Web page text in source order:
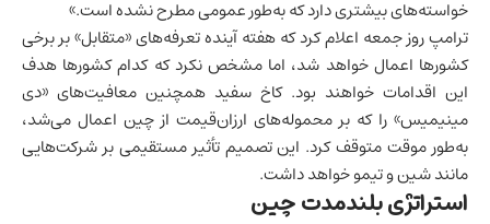
خواسته‌های بیشتری دارد که به‌طور عمومی مطرح نشده است.»
ترامپ روز جمعه اعلام کرد که هفته آینده تعرفه‌های «متقابل» بر برخی
کشورها اعمال خواهد شد، اما مشخص نکرد که کدام کشورها هدف
این اقدامات خواهند بود. کاخ سفید همچنین معافیت‌های «دی
مینیمیس» را که بر محموله‌های ارزان‌قیمت از چین اعمال می‌شد،
به‌طور موقت متوقف کرد. این تصمیم تأثیر مستقیمی بر شرکت‌هایی
مانند شین و تیمو خواهد داشت.
استراتژی بلندمدت چین